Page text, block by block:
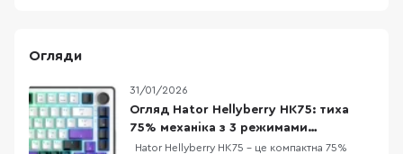
Огляди
31/01/2026
Огляд Hator Hellyberry HK75: тиха
75% механіка з 3 режимами
підключення